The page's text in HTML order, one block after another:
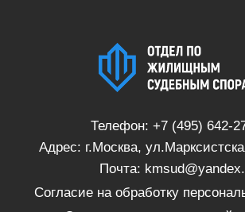
Телефон: +7 (495) 642-
Адрес: г.Москва,
Почта:
Согласие на обработку